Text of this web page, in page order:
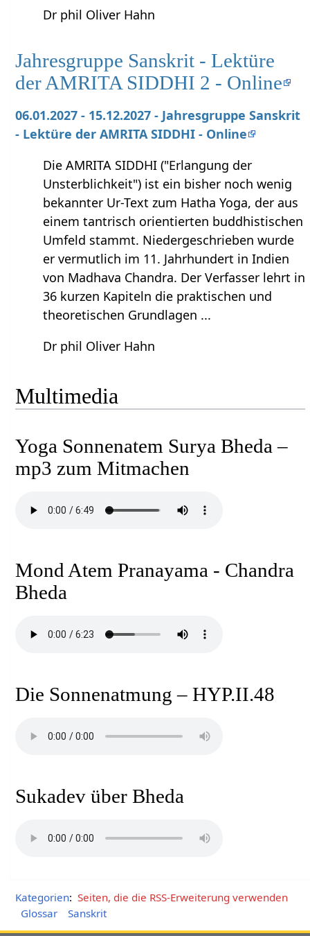
Dr phil Oliver Hahn
Jahresgruppe Sanskrit - Lektüre
der AMRITA SIDDHI 2 - Online
06.01.2027 - 15.12.2027 - Jahresgruppe Sanskrit
- Lektüre der AMRITA SIDDHI - Online
Die AMRITA SIDDHI ("Erlangung der
Unsterblichkeit") ist ein bisher noch wenig
bekannter Ur-Text zum Hatha Yoga, der aus
einem tantrisch orientierten buddhistischen
Umfeld stammt. Niedergeschrieben wurde
er vermutlich im 11. Jahrhundert in Indien
von Madhava Chandra. Der Verfasser lehrt in
36 kurzen Kapiteln die praktischen und
theoretischen Grundlagen ...
Dr phil Oliver Hahn
Multimedia
Yoga Sonnenatem Surya Bheda –
mp3 zum Mitmachen
Mond Atem Pranayama - Chandra
Bheda
Die Sonnenatmung – HYP.II.48
Sukadev über Bheda
Kategorien: Seiten, die die RSS-Erweiterung verwenden
Glossar
Sanskrit